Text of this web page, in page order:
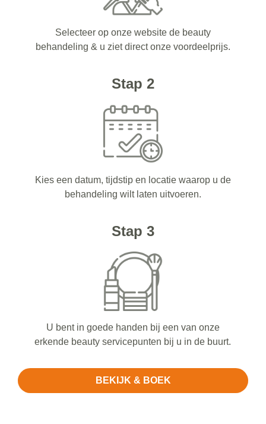
Selecteer op onze website de beauty
behandeling & u ziet direct onze voordeelprijs.
Stap 2
Kies een datum, tijdstip en locatie waarop u de
behandeling wilt laten uitvoeren.
Stap 3
U bent in goede handen bij een van onze
erkende beauty servicepunten bij u in de buurt.
BEKIJK & BOEK